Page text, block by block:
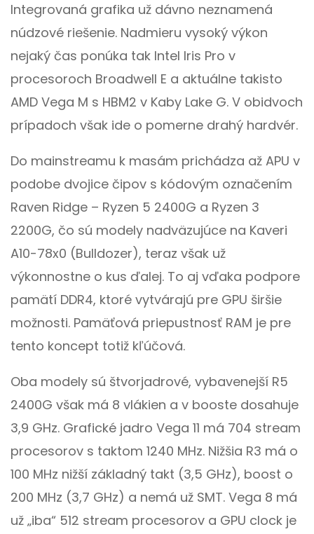
Integrovaná grafika už dávno neznamená
núdzové riešenie. Nadmieru vysoký výkon
nejaký čas ponúka tak Intel Iris Pro v
procesoroch Broadwell E a aktuálne takisto
AMD Vega M s HBM2 v Kaby Lake G. V obidvoch
prípadoch však ide o pomerne drahý hardvér.
Do mainstreamu k masám prichádza až APU v
podobe dvojice čipov s kódovým označením
Raven Ridge – Ryzen 5 2400G a Ryzen 3
2200G, čo sú modely nadväzujúce na Kaveri
A10-78x0 (Bulldozer), teraz však už
výkonnostne o kus ďalej. To aj vďaka podpore
pamätí DDR4, ktoré vytvárajú pre GPU širšie
možnosti. Pamäťová priepustnosť RAM je pre
tento koncept totiž kľúčová.
Oba modely sú štvorjadrové, vybavenejší R5
2400G však má 8 vlákien a v booste dosahuje
3,9 GHz. Grafické jadro Vega 11 má 704 stream
procesorov s taktom 1240 MHz. Nižšia R3 má o
100 MHz nižší základný takt (3,5 GHz), boost o
200 MHz (3,7 GHz) a nemá už SMT. Vega 8 má
už „iba“ 512 stream procesorov a GPU clock je